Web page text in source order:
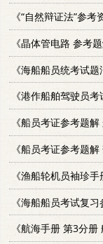
《“自然辩证法”参考
《晶体管电路 参考
《港作船舶驾驶员考
《船员考证参考题解
《船员考证参考题
《渔船轮机员袖珍
《海船船员考试复
《航海手册 第3分